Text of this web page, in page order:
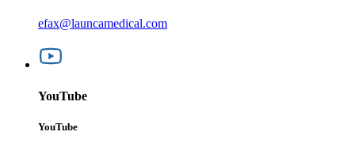
efax@launcamedical.com
YouTube
YouTube